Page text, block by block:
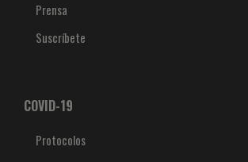
Prensa
Suscríbete
COVID-19
Protocolos